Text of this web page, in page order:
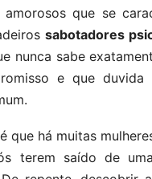
que se
sabotadores
nunca sabe
e que
há muitas
terem saído de